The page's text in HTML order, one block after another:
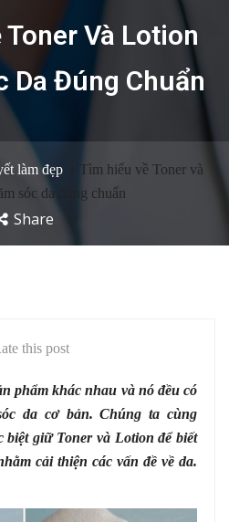
Và Lotion
Da Đúng Chuẩn
làm đẹp
Tìm hiểu về Toner và
sóc da đúng chuẩn
Share
this post
phẩm khác nhau và nó đều có
da cơ bản. Chúng ta cùng
biệt giữ Toner và Lotion để biết
cải thiện các vấn đề về da.